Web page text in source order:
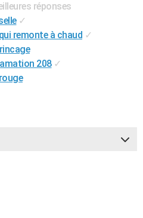
réponses
✓
remonte à chaud ✓
208 ✓